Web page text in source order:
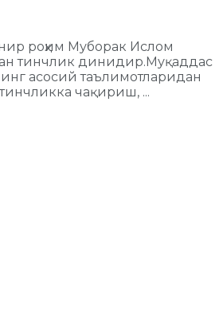
роҳим Муборак Ислом
тинчлик динидир.Муқаддас
асосий таълимотларидан
чақириш, ...